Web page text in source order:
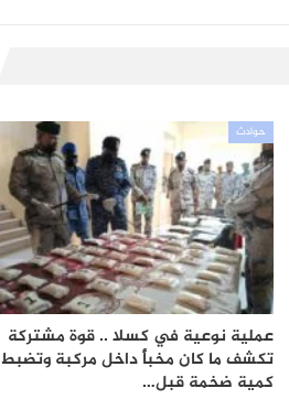
حوادث
عملية نوعية في كسلا .. قوة مشتركة
تكشف ما كان مخبأً داخل مركبة وتضبط
كمية ضخمة قبل…